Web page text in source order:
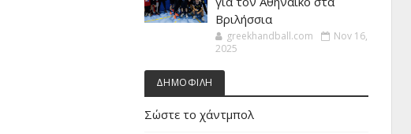
Βριλήσσια
greekhandball.com
Nov 16,
2025
ΔΗΜΟΦΙΛΗ
Σώστε το χάντμπολ